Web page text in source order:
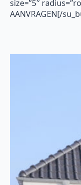
size=”5″
AANVRAGEN[/